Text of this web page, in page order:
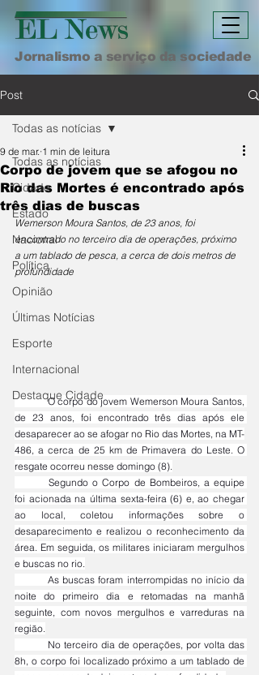
Jornalismo a serviço da sociedade
Post
Todas as notícias
Cidade
Estado
Nacional
Política
Opinião
Últimas Notícias
Esporte
Internacional
Destaque Cidade
Todas as notícias
Corpo de jovem que se afogou no
Rio das Mortes é encontrado após
três dias de buscas
9 de mar. 1 min de leitura
Wemerson Moura Santos, de 23 anos, foi
encontrado no terceiro dia de operações, próximo
a um tablado de pesca, a cerca de dois metros de
profundidade
	O corpo do jovem Wemerson Moura Santos,
de 23 anos, foi encontrado três dias após ele
desaparecer ao se afogar no Rio das Mortes, na MT-
486, a cerca de 25 km de Primavera do Leste. O
resgate ocorreu nesse domingo (8).
	Segundo o Corpo de Bombeiros, a equipe
foi acionada na última sexta-feira (6) e, ao chegar
ao local, coletou informações sobre o
desaparecimento e realizou o reconhecimento da
área. Em seguida, os militares iniciaram mergulhos
e buscas no rio.
	As buscas foram interrompidas no início da
noite do primeiro dia e retomadas na manhã
seguinte, com novos mergulhos e varreduras na
região.
8h, o corpo foi localizado próximo a um tablado de